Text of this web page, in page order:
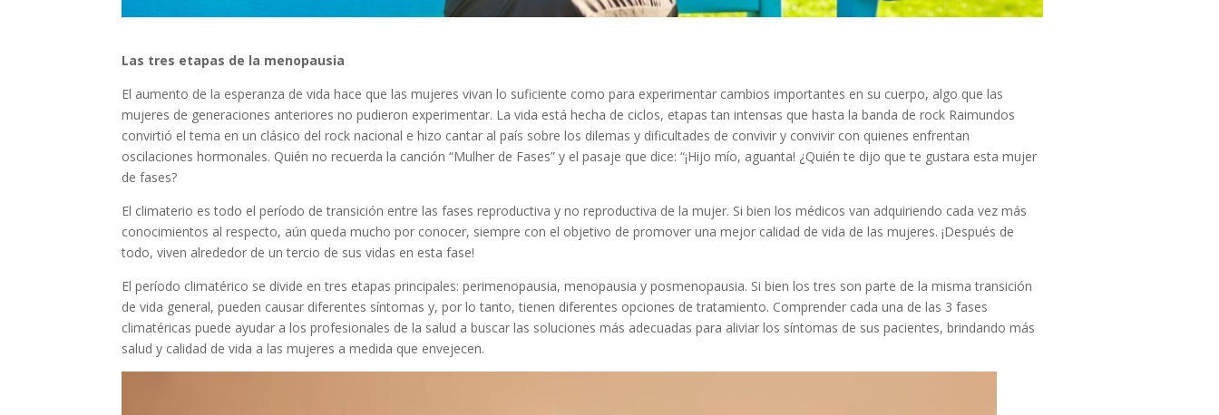
Las tres etapas de la menopausia
El aumento de la esperanza de vida hace que las mujeres vivan lo suficiente como para experimentar cambios importantes en su cuerpo, algo que las
mujeres de generaciones anteriores no pudieron experimentar. La vida está hecha de ciclos, etapas tan intensas que hasta la banda de rock Raimundos
convirtió el tema en un clásico del rock nacional e hizo cantar al país sobre los dilemas y dificultades de convivir y convivir con quienes enfrentan
oscilaciones hormonales. Quién no recuerda la canción “Mulher de Fases” y el pasaje que dice: “¡Hijo mío, aguanta! ¿Quién te dijo que te gustara esta mujer
de fases?
El climaterio es todo el período de transición entre las fases reproductiva y no reproductiva de la mujer. Si bien los médicos van adquiriendo cada vez más
conocimientos al respecto, aún queda mucho por conocer, siempre con el objetivo de promover una mejor calidad de vida de las mujeres. ¡Después de
todo, viven alrededor de un tercio de sus vidas en esta fase!
El período climatérico se divide en tres etapas principales: perimenopausia, menopausia y posmenopausia. Si bien los tres son parte de la misma transición
de vida general, pueden causar diferentes síntomas y, por lo tanto, tienen diferentes opciones de tratamiento. Comprender cada una de las 3 fases
climatéricas puede ayudar a los profesionales de la salud a buscar las soluciones más adecuadas para aliviar los síntomas de sus pacientes, brindando más
salud y calidad de vida a las mujeres a medida que envejecen.